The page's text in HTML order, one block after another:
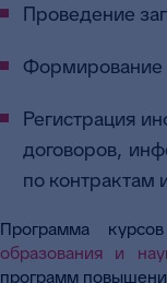
Проведение
Формирование
Регистрация
договоров,
по контрактам
Программа
образования и
программ